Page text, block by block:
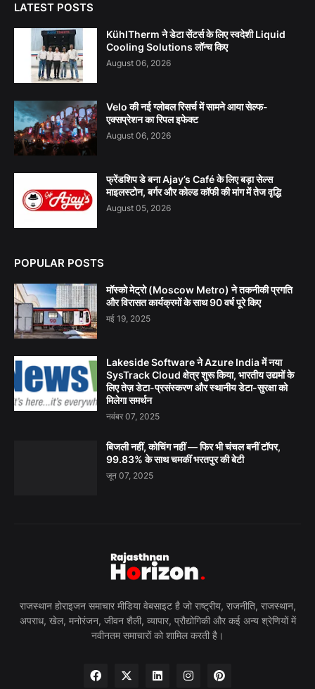
LATEST POSTS
KühlTherm ने डेटा सेंटर्स के लिए स्वदेशी Liquid
Cooling Solutions लॉन्च किए
August 06, 2026
Velo की नई ग्लोबल रिसर्च में सामने आया सेल्फ-
एक्सप्रेशन का रिपल इफेक्ट
August 06, 2026
फ्रेंडशिप डे बना Ajay’s Café के लिए बड़ा सेल्स
माइलस्टोन, बर्गर और कोल्ड कॉफी की मांग में तेज वृद्धि
August 05, 2026
POPULAR POSTS
मॉस्को मेट्रो (Moscow Metro) ने तकनीकी प्रगति
और विरासत कार्यक्रमों के साथ 90 वर्ष पूरे किए
मई 19, 2025
Lakeside Software ने Azure India में नया
SysTrack Cloud क्षेत्र शुरू किया, भारतीय उद्यमों के
लिए तेज़ डेटा-प्रसंस्करण और स्थानीय डेटा-सुरक्षा को
मिलेगा समर्थन
नवंबर 07, 2025
बिजली नहीं, कोचिंग नहीं — फिर भी चंचल बनीं टॉपर,
99.83% के साथ चमकीं भरतपुर की बेटी
जून 07, 2025
राजस्थान होराइजन समाचार मीडिया वेबसाइट है जो राष्ट्रीय, राजनीति, राजस्थान,
अपराध, खेल, मनोरंजन, जीवन शैली, व्यापार, प्रौद्योगिकी और कई अन्य श्रेणियों में
नवीनतम समाचारों को शामिल करती है।